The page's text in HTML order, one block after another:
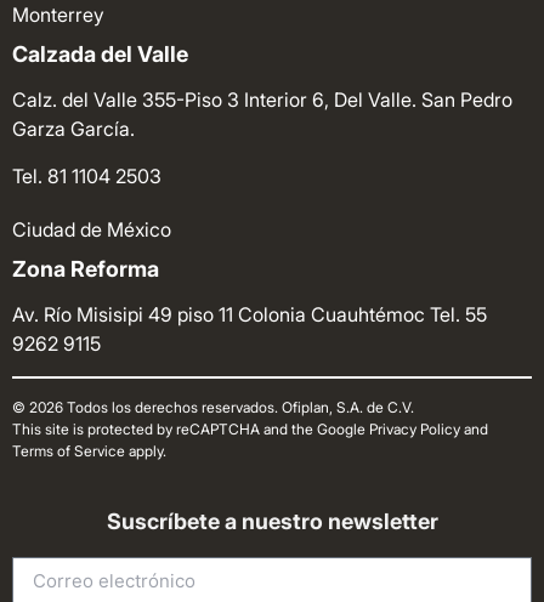
Monterrey
Calzada del Valle
Calz. del Valle 355-Piso 3 Interior 6, Del Valle. San Pedro
Garza García.
Tel. 81 1104 2503
Ciudad de México
Zona Reforma
Av. Río Misisipi 49 piso 11 Colonia Cuauhtémoc Tel. 55
9262 9115
© 2026 Todos los derechos reservados. Ofiplan, S.A. de C.V.
This site is protected by reCAPTCHA and the Google Privacy Policy and
Terms of Service apply.
Suscríbete a nuestro newsletter